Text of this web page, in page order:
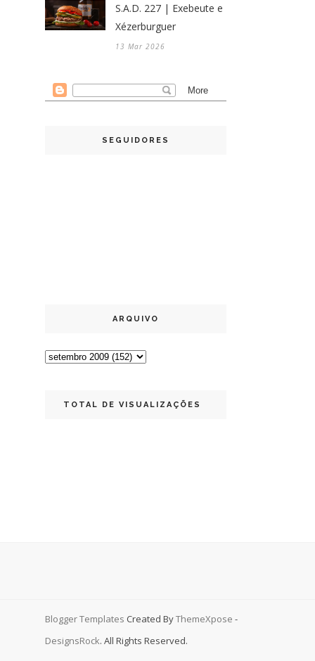
S.A.D. 227 | Exebeute e
Xézerburguer
13 Mar 2026
SEGUIDORES
ARQUIVO
TOTAL DE VISUALIZAÇÕES
Blogger Templates Created ByThemeXpose -
DesignsRock. All Rights Reserved.